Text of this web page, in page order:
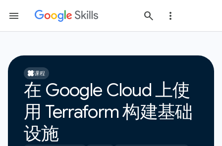
课程
在 Google Cloud 上使
用 Terraform 构建基础
设施